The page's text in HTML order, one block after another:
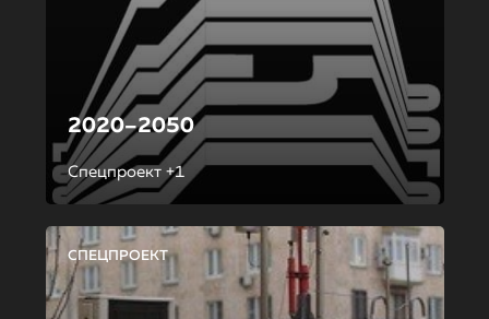
2020–2050
Спецпроект +1
СПЕЦПРОЕКТ